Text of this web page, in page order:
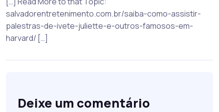
salvadorentretenimento.com.br/saiba-como-assistir-
palestras-de-ivete-juliette-e-outros-famosos-em-
harvard/ […]
Deixe um comentário